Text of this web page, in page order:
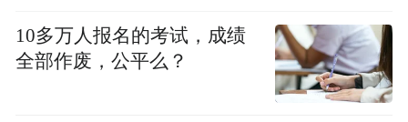
1.完善企业制度。围绕财务管理、货物流
转、合同签订等重要环节制定完善的规章制
度，规范申领、使用及报销流程，严格审
10多万人报名的考试，成绩
全部作废，公平么？